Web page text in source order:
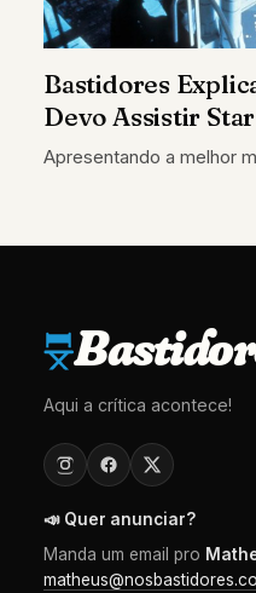
Bastidores
Devo Assistir
Apresentando a melhor
Aqui a crítica acontece!
📣 Quer anunciar?
Manda um email pro